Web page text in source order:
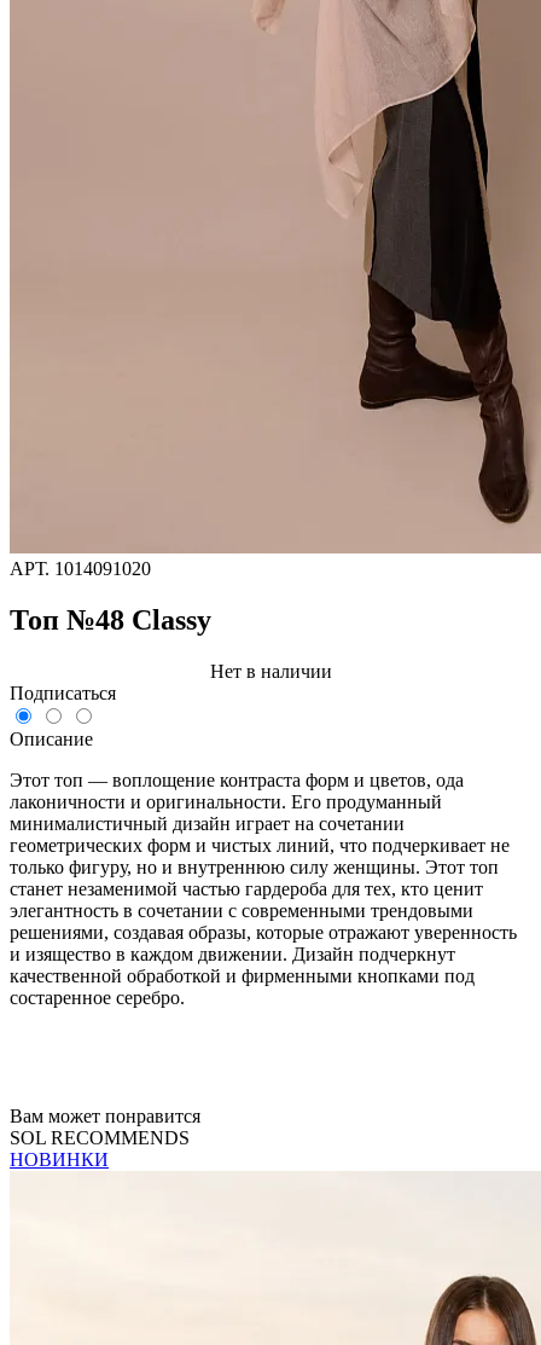
АРТ. 1014091020
Топ №48 Classy
Нет в наличии
Подписаться
Описание
Этот топ — воплощение контраста форм и цветов, ода
лаконичности и оригинальности. Его продуманный
минималистичный дизайн играет на сочетании
геометрических форм и чистых линий, что подчеркивает не
только фигуру, но и внутреннюю силу женщины. Этот топ
станет незаменимой частью гардероба для тех, кто ценит
элегантность в сочетании с современными трендовыми
решениями, создавая образы, которые отражают уверенность
и изящество в каждом движении. Дизайн подчеркнут
качественной обработкой и фирменными кнопками под
состаренное серебро.
Вам может понравится
SOL RECOMMENDS
НОВИНКИ